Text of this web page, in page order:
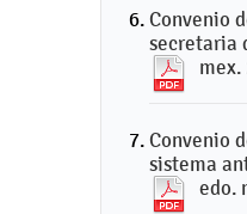
Convenio
secretaria
mex.
Convenio
sistema
edo.